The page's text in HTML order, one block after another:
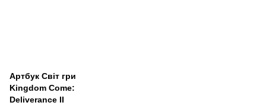
Артбук Світ гри
Kingdom Come:
Deliverance II